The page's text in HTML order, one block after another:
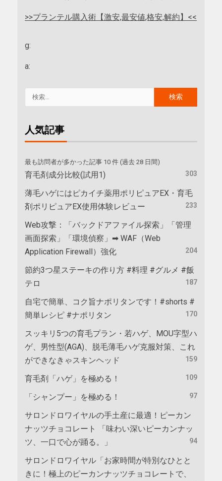
>>プランテル購入術【激安,最安値,格安,解約】<<
g:
a:
人気記事
最も訪問者が多かった記事 10 件 (過去 28 日間)
育毛剤成分比較(試用1) 303
薄毛ハゲにはピカイチ薬用ポリピュアEX・育毛
剤ポリピュアEX使用体験レビュー
233
Web攻撃：「バックドアファイル探索」「管理
画面探索」「環境偵察」➡ WAF（Web
Application Firewall）強化
204
節約3つ星ステーキの作り方 #料理 #グルメ #飯
テロ
187
自宅で簡単、コク旨ナポリタンです！#shorts #
簡単レシピ #ナポリタン
170
スッキリ5つの育毛プラン・若ハゲ、MOU字型ハ
ゲ、男性型(AGA)、脱毛薄毛ハゲ克服対策、これ
ができなきゃスキンヘッド
159
育毛剤「ハゲ」を極める！ 109
「シャンプー」を極める！ 97
サロンドロワイヤルの手土産に最適！ピーカン
ナッツチョコレート 「味わい深いピーカンナッ
ツ、一口で心が踊る。」
94
サロンドロワイヤル「お家時間が特別なひとと
きに！極上のピーカンナッツチョコレートで、